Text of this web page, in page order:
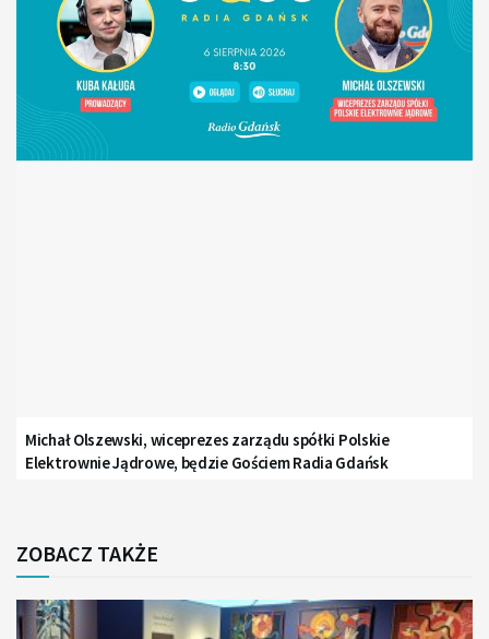
Michał Olszewski, wiceprezes zarządu spółki Polskie
Elektrownie Jądrowe, będzie Gościem Radia Gdańsk
ZOBACZ TAKŻE